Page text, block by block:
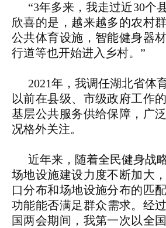
“3年多来，我走过近30个
欣喜的是，越来越多的农村
公共体育设施，智能健身器
行道等也开始进入乡村。”
2021年，我调任湖北省体
以前在县级、市级政府工作
基层公共服务供给保障，广
况格外关注。
近年来，随着全民健身战
场地设施建设力度不断加大
口分布和场地设施分布的匹
功能能否满足群众需求。经
国两会期间，我第一次以全